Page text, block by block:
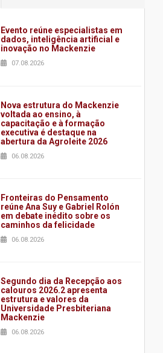
Evento reúne especialistas em
dados, inteligência artificial e
inovação no Mackenzie
07.08.2026
Nova estrutura do Mackenzie
voltada ao ensino, à
capacitação e à formação
executiva é destaque na
abertura da Agroleite 2026
06.08.2026
Fronteiras do Pensamento
reúne Ana Suy e Gabriel Rolón
em debate inédito sobre os
caminhos da felicidade
06.08.2026
Segundo dia da Recepção aos
calouros 2026.2 apresenta
estrutura e valores da
Universidade Presbiteriana
Mackenzie
06.08.2026